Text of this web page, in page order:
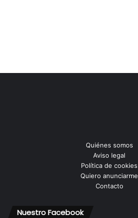
Quiénes somos
Aviso legal
Política de cookies
Quiero anunciarme
Contacto
Nuestro Facebook